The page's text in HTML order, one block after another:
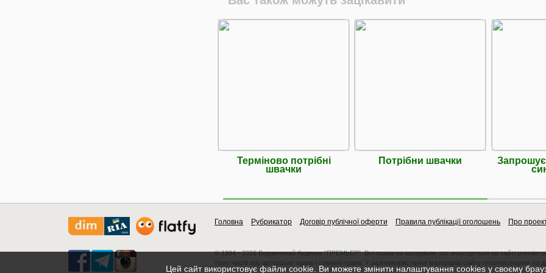
Терміново потрібні
швачки
Потрібни швачки
Головна Рубрикатор Договір публічної оферти Правила публікації оголошень Про
© 1994 - 2026 Видавничий будинок “ПРЕМЬЕР”. Всі права на матеріали, що знаходяться на сайті
тому числі про авторське право і суміжні права. У разі використання матеріалів сайту гіперпосилання на
Цей сайт використовує файли cookie. Ви можете змінити налаштування cookies у своєму